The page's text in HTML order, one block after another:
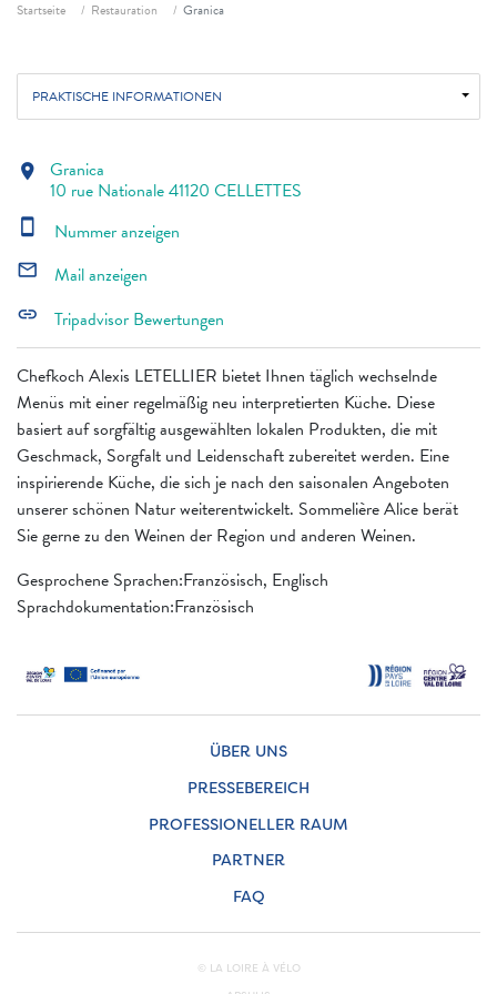
Startseite Restauration Granica
PRAKTISCHE INFORMATIONEN
Chefkoch Alexis LETELLIER bietet Ihnen täglich wechselnde
Menüs mit einer regelmäßig neu interpretierten Küche. Diese
basiert auf sorgfältig ausgewählten lokalen Produkten, die mit
Geschmack, Sorgfalt und Leidenschaft zubereitet werden. Eine
inspirierende Küche, die sich je nach den saisonalen Angeboten
unserer schönen Natur weiterentwickelt. Sommelière Alice berät
Sie gerne zu den Weinen der Region und anderen Weinen.
Gesprochene Sprachen:Französisch, Englisch
Sprachdokumentation:Französisch
location_on Granica
10 rue Nationale 41120 CELLETTES
smartphone Nummer anzeigen
mail_outline Mail anzeigen
link Tripadvisor Bewertungen
ÜBER UNS
PRESSEBEREICH
PROFESSIONELLER RAUM
PARTNER
FAQ
© LA LOIRE À VÉLO